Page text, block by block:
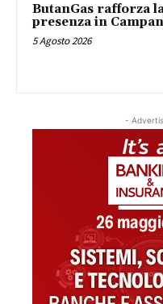
ButanGas rafforza
presenza in
5 Agosto 2026
-